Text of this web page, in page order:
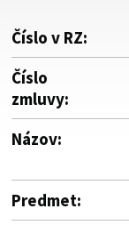
Číslo v RZ:
Číslo
zmluvy:
Názov:
Predmet: